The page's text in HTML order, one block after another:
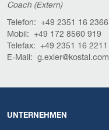
Coach (Extern)
Telefon: +49 2351 16 2366
Mobil: +49 172 8560 919
Telefax: +49 2351 16 2211
E-Mail: g.exler@kostal.com
UNTERNEHMEN